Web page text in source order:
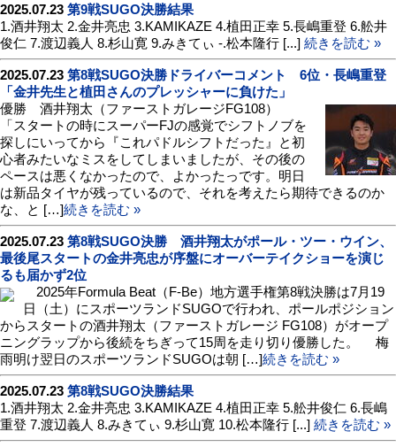
2025.07.23 第9戦SUGO決勝結果
1.酒井翔太 2.金井亮忠 3.KAMIKAZE 4.植田正幸 5.長嶋重登 6.舩井
俊仁 7.渡辺義人 8.杉山寛 9.みきてぃ -.松本隆行 [...] 続きを読む »
2025.07.23 第8戦SUGO決勝ドライバーコメント 6位・長嶋重登
「金井先生と植田さんのプレッシャーに負けた」
優勝 酒井翔太（ファーストガレージFG108）
「スタートの時にスーパーFJの感覚でシフトノブを
探しにいってから『これパドルシフトだった』と初
心者みたいなミスをしてしまいましたが、その後の
ペースは悪くなかったので、よかったっです。明日
は新品タイヤが残っているので、それを考えたら期待できるのか
な、と […]続きを読む »
2025.07.23 第8戦SUGO決勝 酒井翔太がポール・ツー・ウイン、
最後尾スタートの金井亮忠が序盤にオーバーテイクショーを演じ
るも届かず2位
2025年Formula Beat（F-Be）地方選手権第8戦決勝は7月19
日（土）にスポーツランドSUGOで行われ、ポールポジション
からスタートの酒井翔太（ファーストガレージ FG108）がオープ
ニングラップから後続をちぎって15周を走り切り優勝した。 梅
雨明け翌日のスポーツランドSUGOは朝 […]続きを読む »
2025.07.23 第8戦SUGO決勝結果
1.酒井翔太 2.金井亮忠 3.KAMIKAZE 4.植田正幸 5.舩井俊仁 6.長嶋
重登 7.渡辺義人 8.みきてぃ 9.杉山寛 10.松本隆行 [...] 続きを読む »